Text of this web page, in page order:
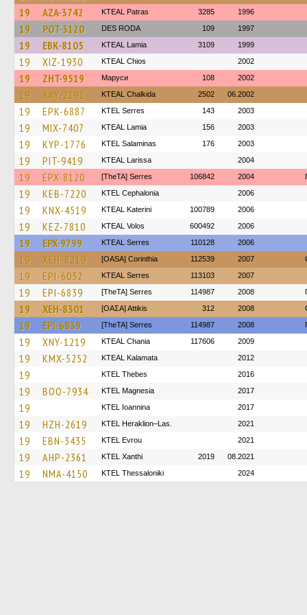
19
AZA-3742 KTEAL Patras 3285 1996
19 POT-3120 DES RODA 109 1997
19 EBK-8105 KTEAL Lamia 3109 1999
19 XIZ-1930 KTEAL Chios 2002
19 ZHT-9519 Маруси 108 2002
19 XAY-2191 KTEAL Chalkida 2502 06.2002
19 EPK-6887 KTEL Serres 143 2003
19 MIX-7407 KTEAL Lamia 156 2003
19 KYP-1776 KTEL Salaminas 176 2003
19 PIT-9419 KTEAL Larissa 2004
19 EPX-8120 [TheTA] Serres 106842 2004
19 KEB-7220 KTEL Cephalonia 2006
19 KNX-4519 KTEAL Katerini 100789 2006
19 KEZ-7810 KTEAL Volos 600492 2006
19 EPX-9799 KTEAL Serres 110128 2006
19 XEH-8219 [OASA] Corinthia 112539 2007
19 EPI-6032 KTEAL Serres 113103 2007
19 EPI-6839 [TheTA] Serres 114987 2008
19 XEH-8301 [ΟΑΣΑ] Αttikis 312 2008
19 EPI-6839 [TheTA] Serres 114987 2008
19 XNY-1219 KTEAL Chania 117606 2009
19 KMX-5252 KTEAL Kalamata 2012
19 KTEL Thebes 2016
19 BOO-7934 ΚΤΕL Magnesia 2017
19 KTEL Ioannina 2017
19 HZH-2619 KTEL Heraklion–Las. 2021
19 EBN-3435 KTEL Evrou 2021
19 AHP-2361 KTEL Xanthi 2019 08.2021
19 NMA-4150 KTEL Thessaloniki 2024